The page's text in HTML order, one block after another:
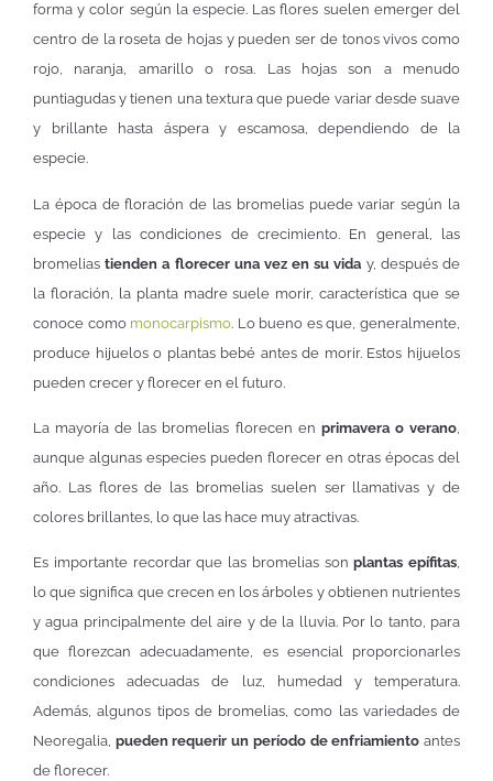
forma y color según la especie. Las flores suelen emerger del
centro de la roseta de hojas y pueden ser de tonos vivos como
rojo, naranja, amarillo o rosa. Las hojas son a menudo
puntiagudas y tienen una textura que puede variar desde suave
y brillante hasta áspera y escamosa, dependiendo de la
especie.
La época de floración de las bromelias puede variar según la
especie y las condiciones de crecimiento. En general, las
bromeliastienden a florecer una vez en su vida y, después de
la floración, la planta madre suele morir, característica que se
conoce como monocarpismo. Lo bueno es que, generalmente,
produce hijuelos o plantas bebé antes de morir. Estos hijuelos
pueden crecer y florecer en el futuro.
La mayoría de las bromelias florecen en primavera o verano
aunque algunas especies pueden florecer en otras épocas del
año. Las flores de las bromelias suelen ser llamativas y de
colores brillantes, lo que las hace muy atractivas.
Es importante recordar que las bromelias sonplantas epífitas,
lo que significa que crecen en los árboles y obtienen nutrientes
y agua principalmente del aire y de la lluvia. Por lo tanto, para
que florezcan adecuadamente, es esencial proporcionarles
condiciones adecuadas de luz, humedad y temperatura.
Además, algunos tipos de bromelias, como las variedades de
Neoregalia, pueden requerir un período de enfriamiento antes
de florecer.